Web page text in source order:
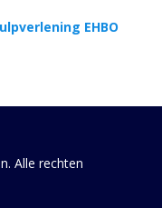
EHBO
Alle rechten